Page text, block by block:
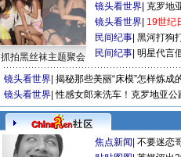
抓拍黑丝袜主题聚会
镜头看世界 克罗地
镜头看世界 19世纪
民间纪事 黑河打狗
民间纪事 明星代言
镜头看世界 揭秘那些美丽“床模”怎样炼成
镜头看世界 性感女郎来洗车！克罗地亚
焦点新闻 不要迷恋